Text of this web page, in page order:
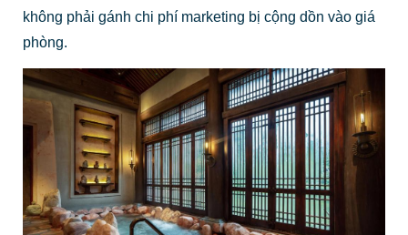
không phải gánh chi phí marketing bị cộng dồn vào giá
phòng.